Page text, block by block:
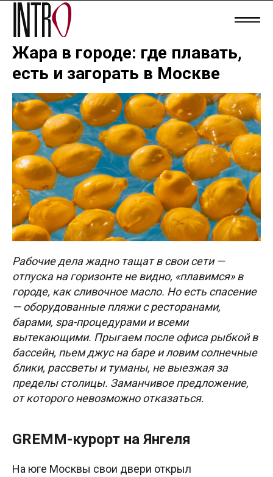
Жара в городе: где плавать,
есть и загорать в Москве
Рабочие дела жадно тащат в свои сети —
отпуска на горизонте не видно, «плавимся» в
городе, как сливочное масло. Но есть спасение
— оборудованные пляжи с ресторанами,
барами, spa-процедурами и всеми
вытекающими. Прыгаем после офиса рыбкой в
бассейн, пьем джус на баре и ловим солнечные
блики, рассветы и туманы, не выезжая за
пределы столицы. Заманчивое предложение,
от которого невозможно отказаться.
GREMM-курорт на Янгеля
На юге Москвы свои двери открыл